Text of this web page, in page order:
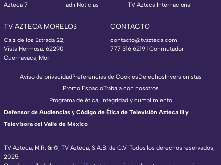
Azteca 7
adn Noticias
TV Azteca Internacional
TV AZTECA MORELOS
Calz de los Estrada 22,
Vista Hermosa, 62290
Cuernavaca, Mor.
CONTACTO
contacto@tvazteca.com
777 316 6219 | Conmutador
TV Azteca, M.R. & ©, TV Azteca, S.A.B. de C.V. Todos los derechos reservados,
2025.
Aviso de privacidadPreferencias de CookiesDerechosInversionistas
Promo EspacioTrabaja con nosotros
Programa de ética, integridad y cumplimiento
Defensor de Audiencias y Código de Ética de Televisión Azteca III y
Televisora del Valle de México